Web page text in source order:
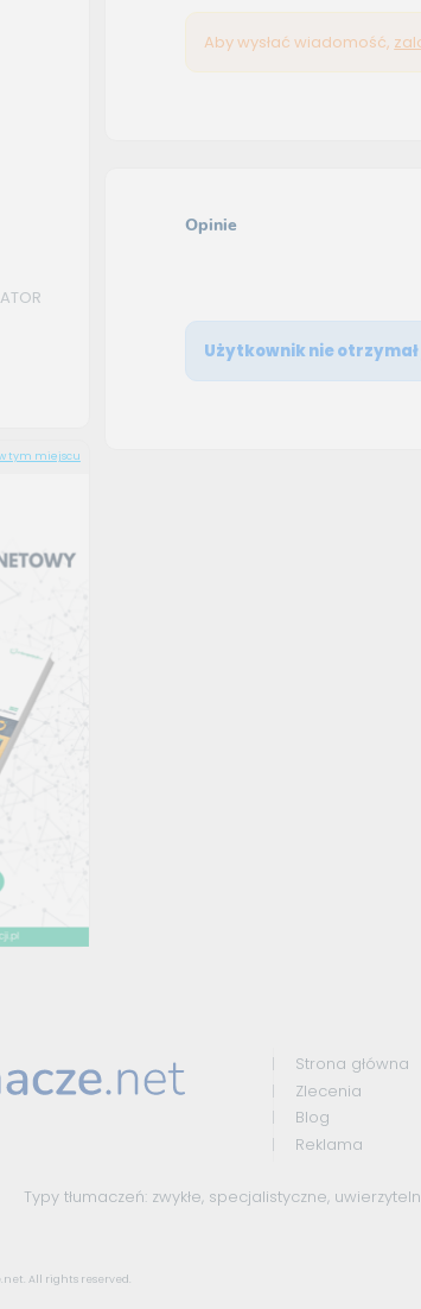
tym miejscu
Aby wysłać wiadomość,
Opinie
Użytkownik nie
Strona główna
Zlecenia
Blog
Reklama
Typy tłumaczeń: zwykłe, specjalistyczne,
. All rights reserved.